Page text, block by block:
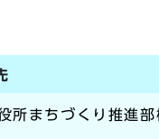
所まちづくり推進部